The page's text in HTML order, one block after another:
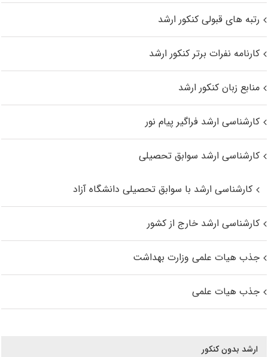
رتبه های قبولی کنکور ارشد
کارنامه نفرات برتر کنکور ارشد
منابع زبان کنکور ارشد
کارشناسی ارشد فراگیر پیام نور
کارشناسی ارشد سوابق تحصیلی
کارشناسی ارشد با سوابق تحصیلی دانشگاه آزاد
کارشناسی ارشد خارج از کشور
جذب هیات علمی وزارت بهداشت
جذب هیات علمی
ارشد بدون کنکور